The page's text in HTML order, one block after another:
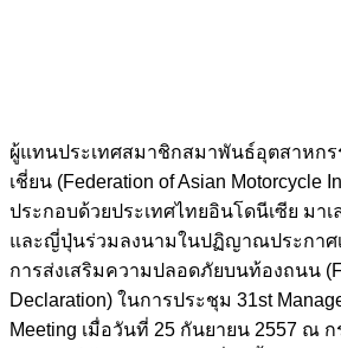
ผู้แทนประเทศสมาชิกสมาพันธ์อุตสาหกร
เชี่ยน (Federation of Asian Motorcycle
ประกอบด้วยประเทศไทยอินโดนีเซีย มา
และญี่ปุ่นร่วมลงนามในปฏิญาณประกาศ
การส่งเสริมความปลอดภัยบนท้องถนน
Declaration) ในการประชุม 31st
Meeting เมื่อวันที่ 25 กันยายน 2557 ณ